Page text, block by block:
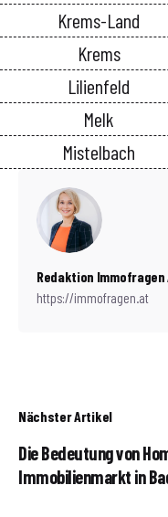
Krems-Land
Krems
Lilienfeld
Melk
Mistelbach
Redaktion Immofragen
https://immofragen.at
Nächster Artikel
Die Bedeutung von
Immobilienmarkt in